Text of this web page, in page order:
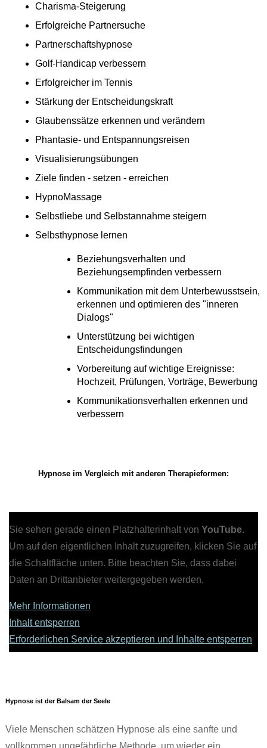
Charisma-Steigerung
Erfolgreiche Partnersuche
Partnerschaftshypnose
Golf-Handicap verbessern
Erfolgreicher im Tennis
Stärkung der Entscheidungskraft
Glaubenssätze erkennen und verändern
Phantasie- und Entspannungsreisen
Visualisierungsübungen
Ziele finden - setzen - erreichen
HypnoMassage
Selbstliebe und Selbstannahme steigern
Selbsthypnose lernen
Beziehungsverhalten und
Beziehungsempfinden verbessern
Kommunikation mit dem Unterbewusstsein,
erkennen und optimieren des "inneren
Dialogs"
Unterstützung bei wichtigen
Entscheidungsfindungen
Vorbereitung auf wichtige Ereignisse:
Hochzeit, Prüfungen, Vorträge, Bewerbung
Kommunikationsverhalten erkennen und
verbessern
Hypnose im Vergleich mit anderen Therapieformen:
Sie sehen gerade einen Platzhalterinhalt von YouTube.
Um auf den eigentlichen Inhalt zuzugreifen, klicken Sie auf
die Schaltfläche unten. Bitte beachten Sie, dass dabei
Daten an Drittanbieter weitergegeben werden.
Mehr Informationen
Inhalt entsperren
Erforderlichen Service akzeptieren und Inhalte entsperren
Hypnose ist der Balsam der Seele
Viele Menschen schätzen Hypnose als eine sanfte und